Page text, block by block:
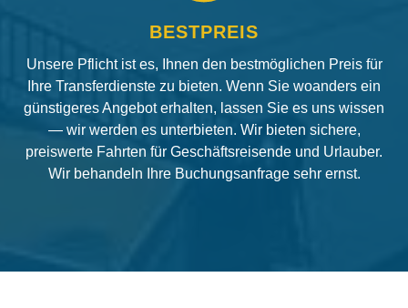
BESTPREIS
Unsere Pflicht ist es, Ihnen den bestmöglichen Preis für
Ihre Transferdienste zu bieten. Wenn Sie woanders ein
günstigeres Angebot erhalten, lassen Sie es uns wissen
— wir werden es unterbieten. Wir bieten sichere,
preiswerte Fahrten für Geschäftsreisende und Urlauber.
Wir behandeln Ihre Buchungsanfrage sehr ernst.